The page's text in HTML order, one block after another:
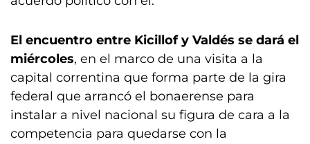
El encuentro entre Kicillof y Valdés se dará el
miércoles, en el marco de una visita a la
capital correntina que forma parte de la gira
federal que arrancó el bonaerense para
instalar a nivel nacional su figura de cara a la
competencia para quedarse con la